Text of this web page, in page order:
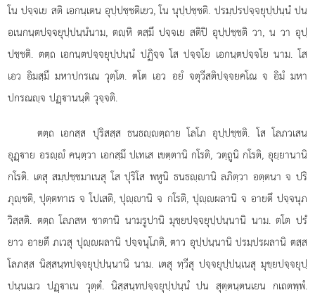
โน ปจฺจเย สติ เอกนฺเตน อุปฺปชฺชติเยว, โน นุปฺปชฺชติ. ปรมฺปรปจฺจยุปฺปนฺนํ ปน
อเนกนฺตปจฺจยุปฺปนฺนํนาม, ตฺหิ ตสฺมึ ปจฺจเย สติปิ อุปฺปชฺชติ วา, น วา อุปฺ
ปชฺชติ. ตตฺถ เอกนฺตปจฺจยุปฺปนฺนํ ปฏิจฺจ โส ปจฺจโย เอกนฺตปจฺจโย นาม. โส
เอว อิมสฺมึ มหาปกรเณ วุตฺโต. ตโต เอว อยํ จตุวีสติปจฺจยคโณ จ อิมํ มหา
ปกรณฺจ ปฏฺานนฺติ วุจฺจติ.
ตตฺถ เอกสฺส ปุริสสฺส ธนธฺตฺถาย โลโภ อุปฺปชฺชติ. โส โลภวเสน
อุฏฺาย อรฺํ คนฺตฺวา เอกสฺมึ ปเทเส เขตฺตานิ กโรติ, วตฺถูนิ กโรติ, อุยฺยานานิ
กโรติ. เตสุ สมฺปชฺชมาเนสุ โส ปุริโส พหูนิ ธนธฺานิ ลภิตฺวา อตฺตนา จ ปริ
ภุฺชติ, ปุตฺตทาเร จ โปเสติ, ปุฺานิ จ กโรติ, ปุฺผลานิ จ อายตึ ปจฺจนุภ
วิสฺสติ. ตตฺถ โลภสห ชาตานิ นามรูปานิ มุขฺยปจฺจยุปฺปนฺนานิ นาม. ตโต ปรํ
ยาว อายตึ ภเวสุ ปุฺผลานิ ปจฺจนุโภติ, ตาว อุปฺปนฺนานิ ปรมฺปรผลานิ ตสฺส
โลภสฺส นิสฺสนฺทปจฺจยุปฺปนฺนานิ นาม. เตสุ ทฺวีสุ ปจฺจยุปฺปนฺเนสุ มุขฺยปจฺจยุปฺ
ปนฺนเมว ปฏฺาเน วุตฺตํ. นิสฺสนฺทปจฺจยุปฺปนฺนํ ปน สุตฺตนฺตนเยน กเถตพฺพํ.